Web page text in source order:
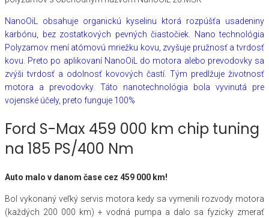
NanoOiL obsahuje organickú kyselinu ktorá rozpúšťa usadeniny
karbónu, bez zostatkových pevných čiastočiek. Nano technológia
Polyzamov mení atómovú mriežku kovu, zvyšuje pružnosť a tvrdosť
kovu. Preto po aplikovaní NanoOiL do motora alebo prevodovky sa
zvýši tvrdosť a odolnosť kovových častí. Tým predlžuje životnosť
motora a prevodovky. Táto nanotechnológia bola vyvinutá pre
vojenské účely, preto funguje 100%
Ford S-Max 459 000 km chip tuning
na 185 PS/400 Nm
Auto malo v danom čase cez 459 000 km!
Bol vykonaný veľký servis motora kedy sa vymenili rozvody motora
(každých 200 000 km) + vodná pumpa a dalo sa fyzicky zmerať